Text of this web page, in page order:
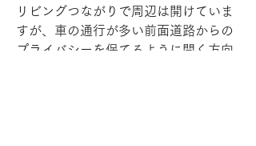
リビングつながりで周辺は開けていま
すが、車の通行が多い前面道路からの
プライバシーを保てるように開く方向